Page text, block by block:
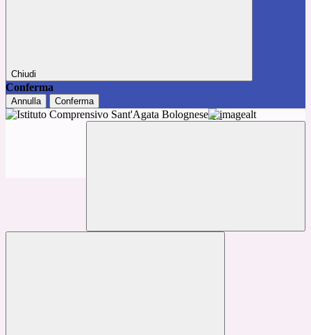
Chiudi
Conferma
Annulla Conferma